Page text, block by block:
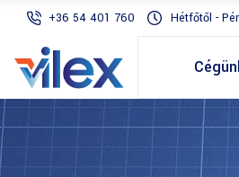
+36 54 401 760 Hétfőtől -